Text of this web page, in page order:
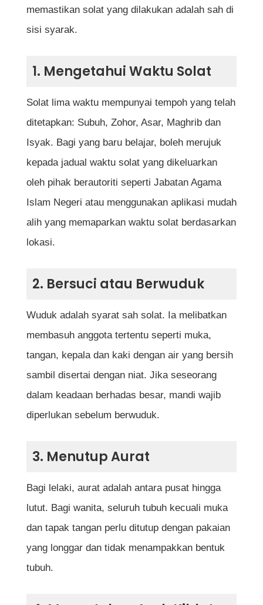
Kesilapan Lazim Yang Perlu Dielakkan
Kesimpulan
Soalan Lazim (FAQ) Cara Solat Untuk Yang
Baru Belajar
Berapa rakaat solat fardu yang wajib
dikerjakan setiap hari?
Adakah sah solat jika tidak membaca doa
iftitah?
semua bacaan?
Adakah wuduk terbatal jika kita ketawa
ketika solat?
Bagaimana cara menentukan arah kiblat
jika berada di tempat yang tidak diketahui
Adakah wajib membaca surah selepas al-
Fatihah dalam setiap rakaat?
Bolehkah solat sambil duduk di kerusi jika
tidak mampu berdiri?
Apakah hukum bercakap ketika solat?
Rujukan
memastikan solat yang dilakukan adalah sah di
sisi syarak.
1. Mengetahui Waktu Solat
Solat lima waktu mempunyai tempoh yang telah
ditetapkan: Subuh, Zohor, Asar, Maghrib dan
Isyak. Bagi yang baru belajar, boleh merujuk
kepada jadual waktu solat yang dikeluarkan
oleh pihak berautoriti seperti Jabatan Agama
Islam Negeri atau menggunakan aplikasi mudah
alih yang memaparkan waktu solat berdasarkan
lokasi.
2. Bersuci atau Berwuduk
Wuduk adalah syarat sah solat. Ia melibatkan
membasuh anggota tertentu seperti muka,
tangan, kepala dan kaki dengan air yang bersih
sambil disertai dengan niat. Jika seseorang
dalam keadaan berhadas besar, mandi wajib
diperlukan sebelum berwuduk.
3. Menutup Aurat
Bagi lelaki, aurat adalah antara pusat hingga
lutut. Bagi wanita, seluruh tubuh kecuali muka
dan tapak tangan perlu ditutup dengan pakaian
yang longgar dan tidak menampakkan bentuk
tubuh.